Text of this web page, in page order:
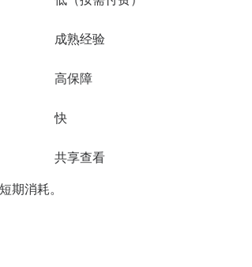
成熟经验
高保障
快
共享查看
期消耗。